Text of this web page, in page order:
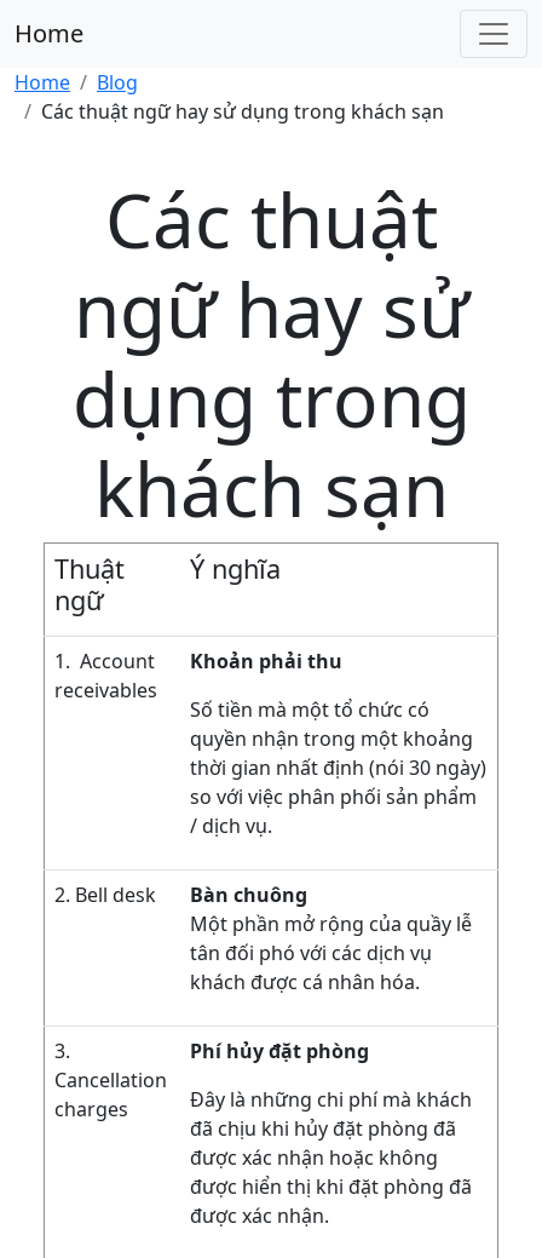
Home
Home
Blog
Các thuật ngữ hay sử dụng trong khách sạn
Các thuật
ngữ hay sử
dụng trong
khách sạn
Thuật
ngữ
Ý nghĩa
1. Account
receivables
Khoản phải thu
Số tiền mà một tổ chức có
quyền nhận trong một khoảng
thời gian nhất định (nói 30 ngày)
so với việc phân phối sản phẩm
/ dịch vụ.
2. Bell desk
Bàn chuông
Một phần mở rộng của quầy lễ
tân đối phó với các dịch vụ
khách được cá nhân hóa.
3.
Cancellation
charges
Phí hủy đặt phòng
Đây là những chi phí mà khách
đã chịu khi hủy đặt phòng đã
được xác nhận hoặc không
được hiển thị khi đặt phòng đã
được xác nhận.